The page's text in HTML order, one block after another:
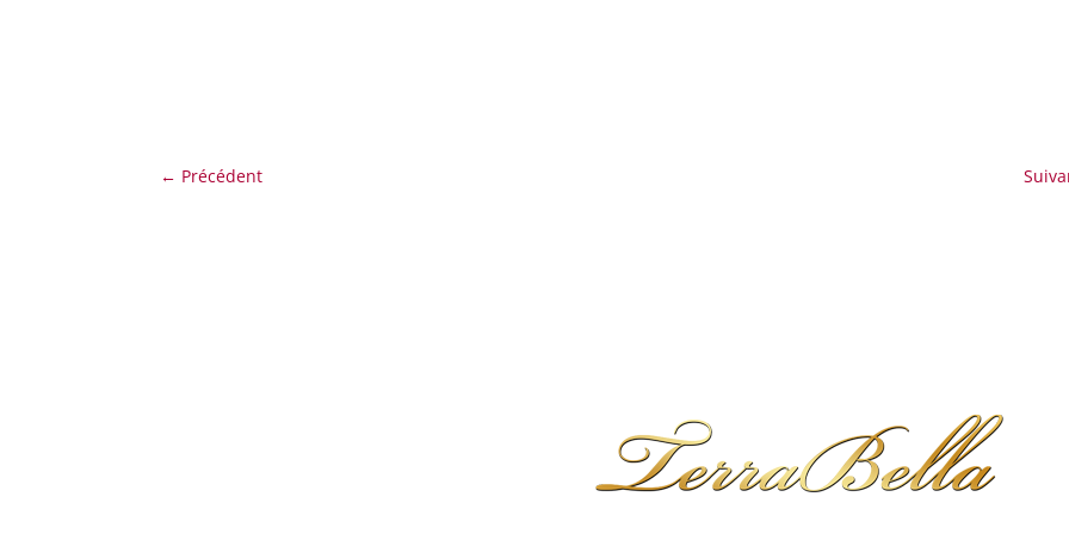
← Précédent